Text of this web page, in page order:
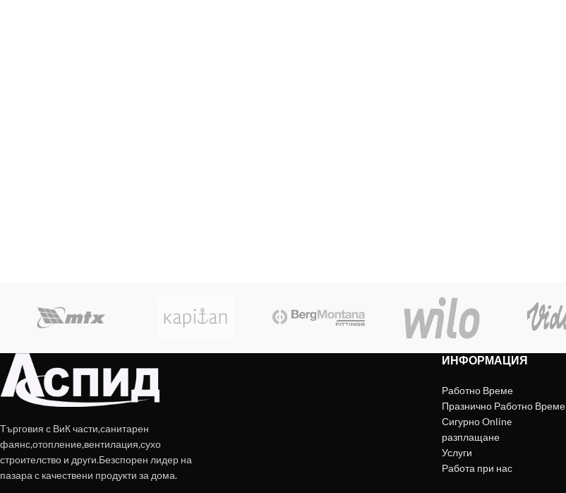
Търговия с ВиК части,санитарен
фаянс,отопление,вентилация,сухо
строителство и други.Безспорен лидер на
пазара с качествени продукти за дома.
ИНФОРМАЦИЯ
Работно Време
Празнично Работно Време
Сигурно Online
разплащане
Услуги
Работа при нас